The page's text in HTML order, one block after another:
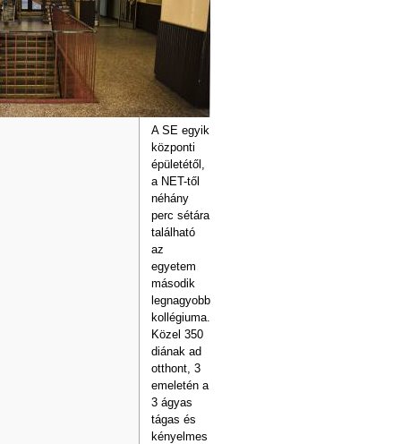
A SE egyik
központi
épületétől,
a NET-től
néhány
perc sétára
található
az
egyetem
második
legnagyobb
kollégiuma.
Közel 350
diának ad
otthont, 3
emeletén a
3 ágyas
tágas és
kényelmes